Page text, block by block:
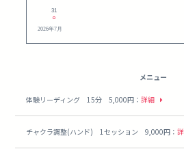
31
○
2026年7月
メニュー
体験リーディング 15分 5,000円 ：詳細
チャクラ調整(ハンド) 1セッション 9,000円 ：